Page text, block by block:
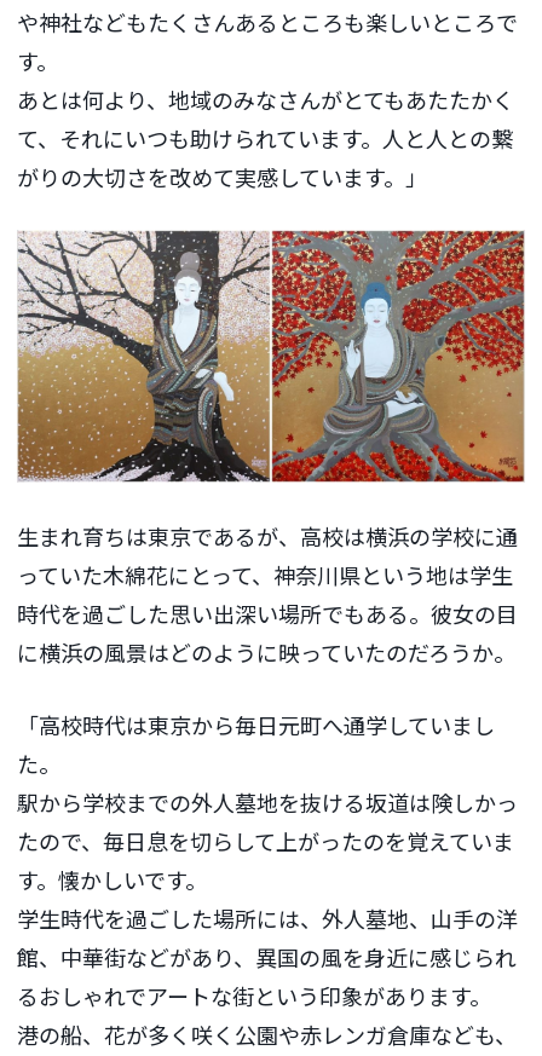
や神社などもたくさんあるところも楽しいところで
す。
あとは何より、地域のみなさんがとてもあたたかく
て、それにいつも助けられています。人と人との繋
がりの大切さを改めて実感しています。」
生まれ育ちは東京であるが、高校は横浜の学校に通
っていた木綿花にとって、神奈川県という地は学生
時代を過ごした思い出深い場所でもある。彼女の目
に横浜の風景はどのように映っていたのだろうか。
「高校時代は東京から毎日元町へ通学していまし
た。
駅から学校までの外人墓地を抜ける坂道は険しかっ
たので、毎日息を切らして上がったのを覚えていま
す。懐かしいです。
学生時代を過ごした場所には、外人墓地、山手の洋
館、中華街などがあり、異国の風を身近に感じられ
るおしゃれでアートな街という印象があります。
港の船、花が多く咲く公園や赤レンガ倉庫なども、